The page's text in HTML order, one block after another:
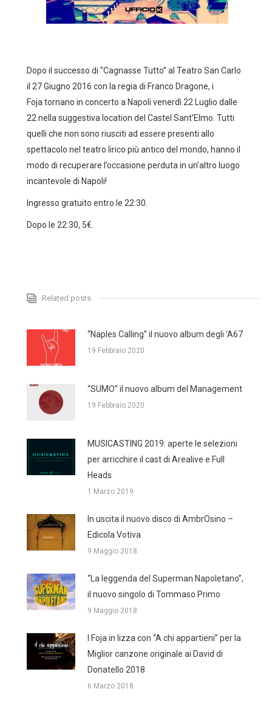
Dopo il successo di “Cagnasse Tutto” al Teatro San Carlo
il 27 Giugno 2016 con la regia di Franco Dragone, i
Foja tornano in concerto a Napoli venerdì 22 Luglio dalle
22 nella suggestiva location del Castel Sant’Elmo. Tutti
quelli che non sono riusciti ad essere presenti allo
spettacolo nel teatro lirico più antico del mondo, hanno il
modo di recuperare l’occasione perduta in un’altro luogo
incantevole di Napoli!
Ingresso gratuito entro le 22:30.
Dopo le 22:30, 5€.
Related posts
“Naples Calling” il nuovo album degli ‘A67
19 Febbraio 2020
“SUMO” il nuovo album del Management
19 Febbraio 2020
MUSICASTING 2019: aperte le selezioni
per arricchire il cast di Arealive e Full
Heads
1 Marzo 2019
In uscita il nuovo disco di AmbrOsino –
Edicola Votiva
9 Maggio 2018
“La leggenda del Superman Napoletano”,
il nuovo singolo di Tommaso Primo
9 Maggio 2018
I Foja in lizza con “A chi appartieni” per la
Miglior canzone originale ai David di
Donatello 2018
6 Marzo 2018